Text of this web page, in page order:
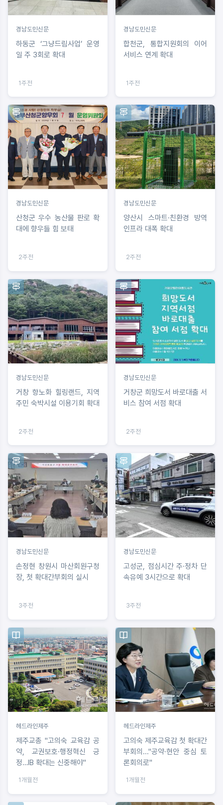
경남도민신문
하동군 ‘그냥드림사업’ 운영
일 주 3회로 확대
1주전
경남도민신문
합천군, 통합지원회의 이어
서비스 연계 확대
1주전
경남도민신문
산청군 우수 농산물 판로 확
대에 향우들 힘 보태
2주전
경남도민신문
양산시 스마트·친환경 방역
인프라 대폭 확대
2주전
경남도민신문
거창 항노화 힐링랜드, 지역
주민 숙박시설 이용기회 확대
2주전
경남도민신문
거창군 희망도서 바로대출 서
비스 참여 서점 확대
2주전
경남도민신문
손정현 창원시 마산회원구청
장, 첫 확대간부회의 실시
3주전
경남도민신문
고성군, 점심시간 주·정차 단
속유예 3시간으로 확대
3주전
헤드라인제주
제주교총 "고의숙 교육감 공
약, 교권보호·행정혁신 긍
정…IB 확대는 신중해야"
1개월전
헤드라인제주
고의숙 제주교육감 첫 확대간
부회의..."공약·현안 중심 토
론회의로"
1개월전